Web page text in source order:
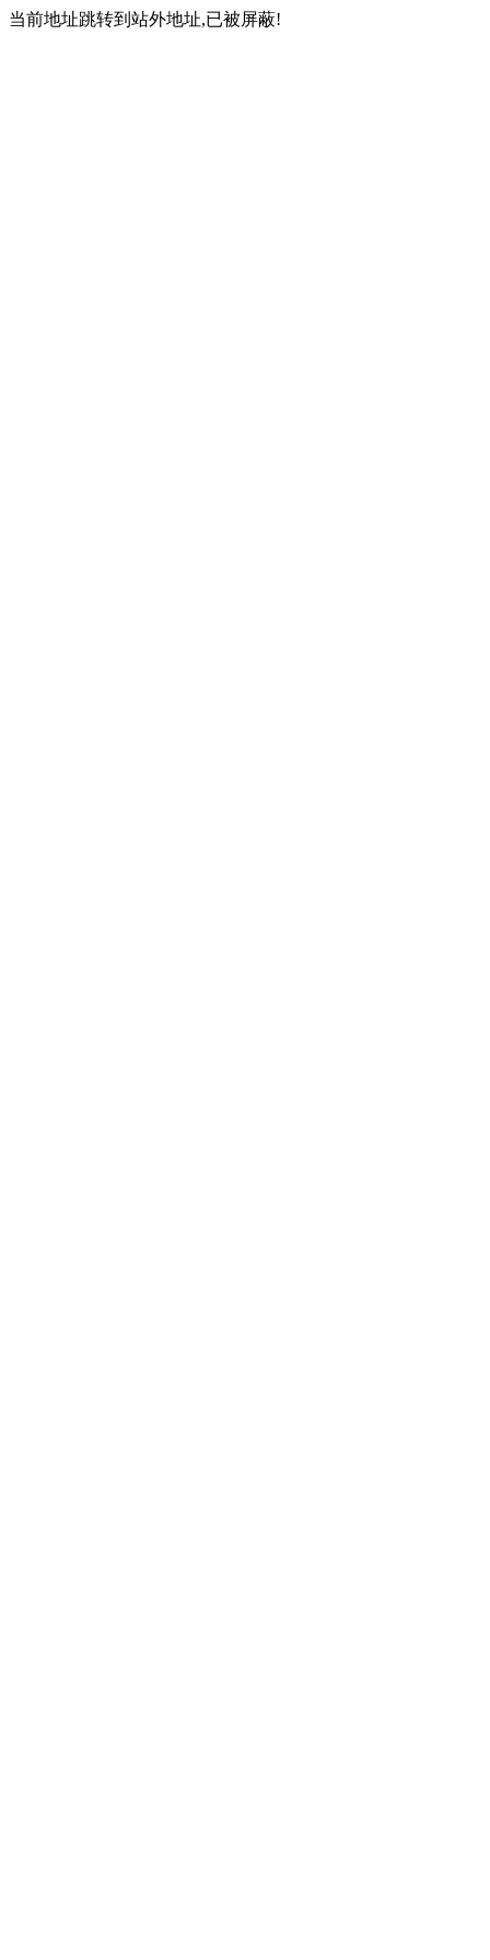
当前地址跳转到站外地址,已被屏蔽!